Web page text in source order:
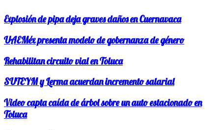
Explosión de pipa deja graves daños en Cuernavaca
UAEMéx presenta modelo de gobernanza de género
Rehabilitan circuito vial en Toluca
SUTEYM y Lerma acuerdan incremento salarial
Video capta caída de árbol sobre un auto estacionado en
Toluca